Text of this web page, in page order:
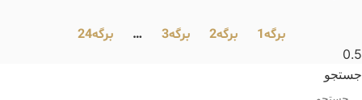
برگه1 برگه2 برگه3
… برگه24
جستجو